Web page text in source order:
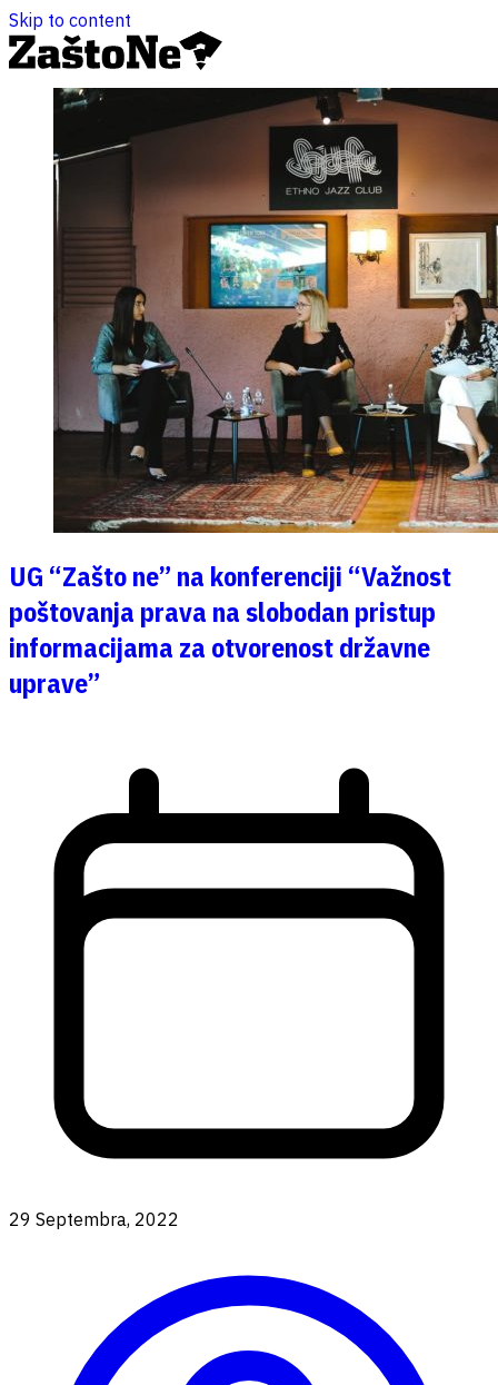
Skip to content
UG “Zašto ne” na konferenciji “Važnost
poštovanja prava na slobodan pristup
informacijama za otvorenost državne
uprave”
29 Septembra, 2022